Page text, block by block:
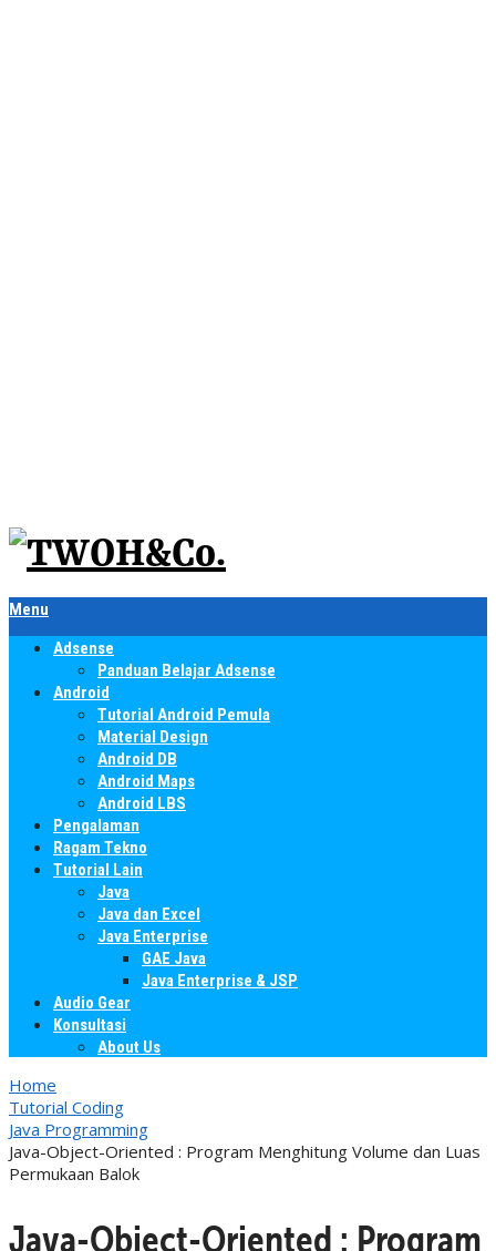
Menu
Adsense
Panduan Belajar Adsense
Android
Tutorial Android Pemula
Material Design
Android DB
Android Maps
Android LBS
Pengalaman
Ragam Tekno
Tutorial Lain
Java
Java dan Excel
Java Enterprise
GAE Java
Java Enterprise & JSP
Audio Gear
Konsultasi
About Us
Home
Tutorial Coding
Java Programming
Java-Object-Oriented : Program Menghitung Volume dan Luas
Permukaan Balok
Java-Object-Oriented : Program